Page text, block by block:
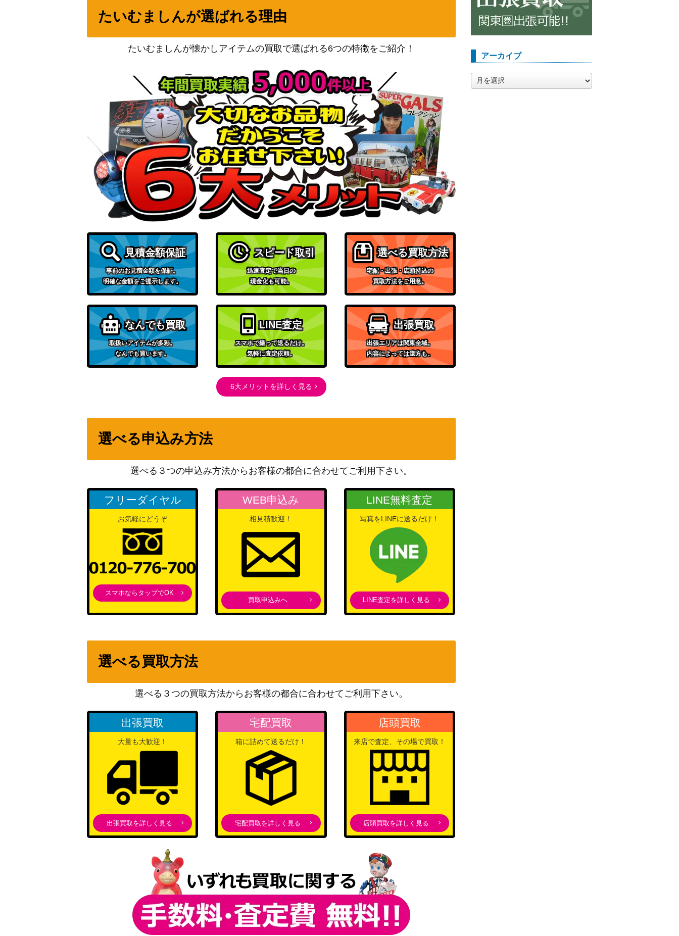
キュロス（L/パラレル/箔押し）【EB01-040】
コアラ（SR/パラレル）【OP05-006】
バンダイ
（ONE PIECE CARD THE
キング（L/パラレル/箔押し）【OP08-057】
バンダイ
（Anime 25th collection）
ボア・ハンコック（C/パラレル）【ST03-013】
バンダイ
（ONE PIECE CARD THE
BEST）
700
ウタ（L/パラレル/箔押し）【OP06-001】
バンダイ
（Anime 25th collection）
5,700
ドンキホーテ・ドフラミンゴ（SR/パラレル）【OP10-071】
バンダイ
（王族の血統）
400
モンキー・D・ルフィ（SEC/スーパーパラレル）【OP09-11
バンダイ
（新たなる皇帝）
サンジ（SEC/パラレル）【OP06-119】
（双璧の覇者）
1,200
しらほし（L/パラレル）【OP11-022】
バンダイ
（神速の拳）
ジュエリー・ボニー（L/パラレル/箔押し）【OP07-019】
バンダイ
（Anime 25th collection）
7,500
ボア・ハンコック（SR/パラレル）【OP01-078】
バンダイ
（ONE PIECE CARD THE
BEST）
1,150
カイドウ（SEC/パラレル）【OP05-118】
バンダイ
（新時代の主役）
300
バンダイ
（500年後の未来）
BEST）
ゲッコー・モリア（SR/パラレル）【OP06-086】
バンダイ
（ONE PIECE CARD THE
BEST）
900
ボア・ハンコック（L/パラレル/箔押し）【OP07-038】 7,000
ヤマト（SP）【OP01-121】 3,200
モンキー・D・ルフィ（L/パラレル）【OP11-040】
ボア・ハンコック（SR/パラレル）【OP01-078】
バンダイ
（ROMANCE DAWN）
2,200
（新時代の主役）
たしぎ（SP）【ST06-006】
シャーロット・カタクリ（L/パラレル）【OP11-062】
バンダイ
（神速の拳）
光月日和（SR/パラレル）【OP06-106】
バンダイ
モンキー・D・ルフィ（SEC/スーパーパラレル）【EB02-06
バンダイ
（Anime 25th collection）
クザン（SEC/パラレル）【OP02-121】
トニートニー・チョッパー（SR/スーパーパラレル）【EB01-0
06】
（メモリアルコレクショ
ン）
キャロット（L/パラレル）【OP08-021】
神避（R/パラレル）【OP10-019】
バンダイ
（王族の血統）
マルコ（L/パラレル）【OP08-002】
バンダイ
（二つの伝説）
たいむましんが選ばれる理由
たいむましんが懐かしアイテムの買取で選ばれる6つの特徴をご紹介！
見積金額保証
事前のお見積金額を保証。
明確な金額をご提示します。
スピード取引
迅速査定で当日の
現金化も可能。
選べる買取方法
宅配・出張・店頭持込の
買取方法をご用意。
なんでも買取
取扱いアイテムが多彩。
なんでも買います。
LINE査定
スマホで撮って送るだけ。
気軽に査定依頼。
出張買取
出張エリアは関東全域。
内容によっては遠方も。
6大メリットを詳しく見る
選べる申込み方法
選べる３つの申込み方法からお客様の都合に合わせてご利用下さい。
フリーダイヤル
お気軽にどうぞ
スマホならタップでOK
WEB申込み
相見積歓迎！
買取申込みへ
LINE無料査定
写真をLINEに送るだけ！
LINE査定を詳しく見る
選べる買取方法
選べる３つの買取方法からお客様の都合に合わせてご利用下さい。
出張買取
大量も大歓迎！
出張買取を詳しく見る
宅配買取
箱に詰めて送るだけ！
宅配買取を詳しく見る
店頭買取
来店で査定、その場で買取！
店頭買取を詳しく見る
アーカイブ
ー